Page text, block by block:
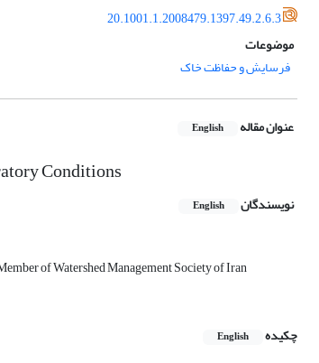
20.1001.1.2008479.1397.49.2.6.3
موضوعات
فرسایش و حفاظت خاک
عنوان مقاله English
Conditions
نویسندگان English
of Watershed Management Society of Iran
چکیده
English